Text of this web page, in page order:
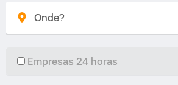
Empresas 24 horas